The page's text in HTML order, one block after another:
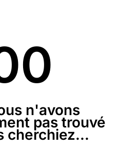
n'avons
pas trouvé
cherchiez...